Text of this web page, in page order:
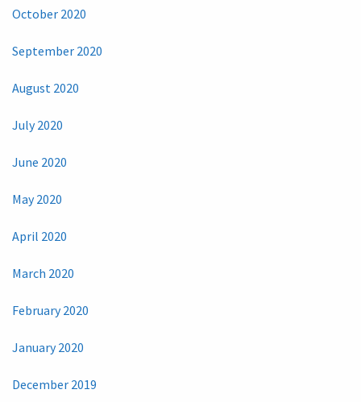
October 2020
September 2020
August 2020
July 2020
June 2020
May 2020
April 2020
March 2020
February 2020
January 2020
December 2019